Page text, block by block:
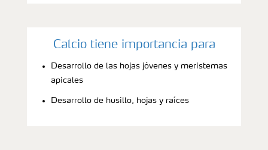
Calcio tiene importancia para
Desarrollo de las hojas jóvenes y meristemas
apicales
Desarrollo de husillo, hojas y raíces